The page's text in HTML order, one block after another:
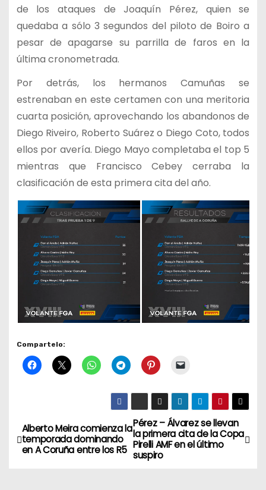
de los ataques de Joaquín Pérez, quien se
quedaba a sólo 3 segundos del piloto de Boiro a
pesar de apagarse su parrilla de faros en la
última cronometrada.
Por detrás, los hermanos Camuñas se
estrenaban en este certamen con una meritoria
cuarta posición, aprovechando los abandonos de
Diego Riveiro, Roberto Suárez o Diego Coto, todos
ellos por avería. Diego Mayo completaba el top 5
mientras que Francisco Cebey cerraba la
clasificación de esta primera cita del año.
Compartelo:
N
a
Pérez – Álvarez se llevan
la primera cita de la Copa
Pirelli AMF en el último
suspiro
Alberto Meira comienza la
temporada dominando
en A Coruña entre los R5